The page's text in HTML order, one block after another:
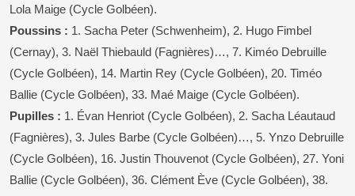
Lola Maige (Cycle Golbéen).
Poussins : 1. Sacha Peter (Schwenheim), 2. Hugo Fimbel
(Cernay), 3. Naël Thiebauld (Fagnières)…, 7. Kiméo Debruille
(Cycle Golbéen), 14. Martin Rey (Cycle Golbéen), 20. Timéo
Ballie (Cycle Golbéen), 33. Maé Maige (Cycle Golbéen).
Pupilles : 1. Évan Henriot (Cycle Golbéen), 2. Sacha Léautaud
(Fagnières), 3. Jules Barbe (Cycle Golbéen)…, 5. Ynzo Debruille
(Cycle Golbéen), 16. Justin Thouvenot (Cycle Golbéen), 27. Yoni
Ballie (Cycle Golbéen), 36. Clément Ève (Cycle Golbéen), 38.